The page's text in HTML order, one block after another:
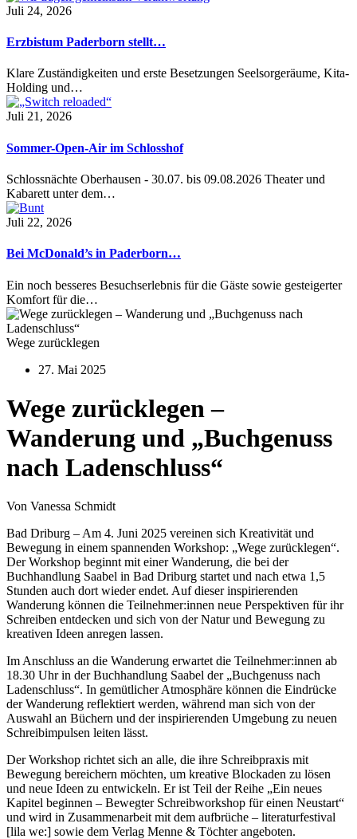
Juli 24, 2026
Erzbistum Paderborn stellt…
Klare Zuständigkeiten und erste Besetzungen Seelsorgeräume, Kita-
Holding und…
Juli 21, 2026
Sommer-Open-Air im Schlosshof
Schlossnächte Oberhausen - 30.07. bis 09.08.2026 Theater und
Kabarett unter dem…
Juli 22, 2026
Bei McDonald’s in Paderborn…
Ein noch besseres Besuchserlebnis für die Gäste sowie gesteigerter
Komfort für die…
Wege zurücklegen
27. Mai 2025
Wege zurücklegen –
Wanderung und „Buchgenuss
nach Ladenschluss“
Von Vanessa Schmidt
Bad Driburg – Am 4. Juni 2025 vereinen sich Kreativität und
Bewegung in einem spannenden Workshop: „Wege zurücklegen“.
Der Workshop beginnt mit einer Wanderung, die bei der
Buchhandlung Saabel in Bad Driburg startet und nach etwa 1,5
Stunden auch dort wieder endet. Auf dieser inspirierenden
Wanderung können die Teilnehmer:innen neue Perspektiven für ihr
Schreiben entdecken und sich von der Natur und Bewegung zu
kreativen Ideen anregen lassen.
Im Anschluss an die Wanderung erwartet die Teilnehmer:innen ab
18.30 Uhr in der Buchhandlung Saabel der „Buchgenuss nach
Ladenschluss“. In gemütlicher Atmosphäre können die Eindrücke
der Wanderung reflektiert werden, während man sich von der
Auswahl an Büchern und der inspirierenden Umgebung zu neuen
Schreibimpulsen leiten lässt.
Der Workshop richtet sich an alle, die ihre Schreibpraxis mit
Bewegung bereichern möchten, um kreative Blockaden zu lösen
und neue Ideen zu entwickeln. Er ist Teil der Reihe „Ein neues
Kapitel beginnen – Bewegter Schreibworkshop für einen Neustart“
und wird in Zusammenarbeit mit dem aufbrüche – literaturfestival
[lila we:] sowie dem Verlag Menne & Töchter angeboten.